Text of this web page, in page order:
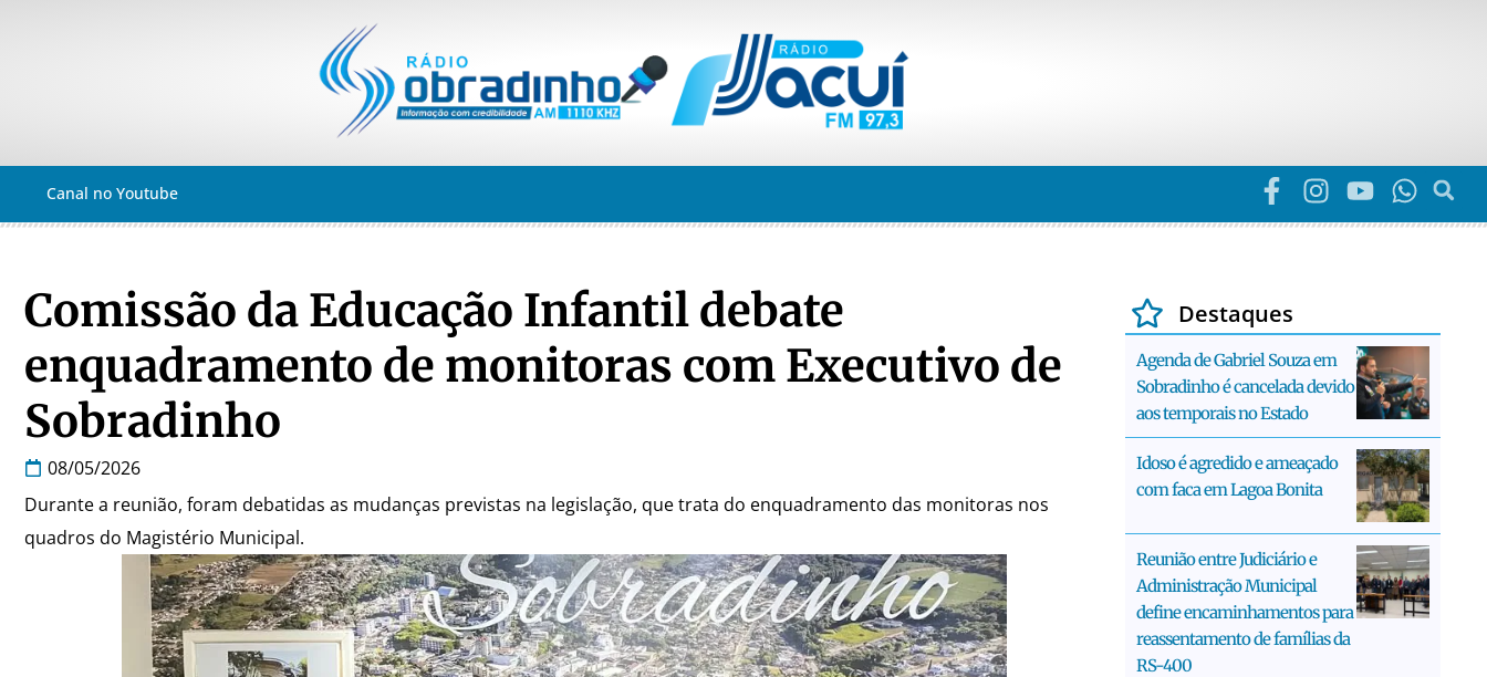
Canal no Youtube
Comissão da Educação Infantil debate
enquadramento de monitoras com Executivo de
Sobradinho
08/05/2026
Durante a reunião, foram debatidas as mudanças previstas na legislação, que trata do enquadramento das monitoras nos
quadros do Magistério Municipal.
Destaques
Agenda de Gabriel Souza em
Sobradinho é cancelada devido
aos temporais no Estado
Idoso é agredido e ameaçado
com faca em Lagoa Bonita
Reunião entre Judiciário e
Administração Municipal
define encaminhamentos para
reassentamento de famílias da
RS-400